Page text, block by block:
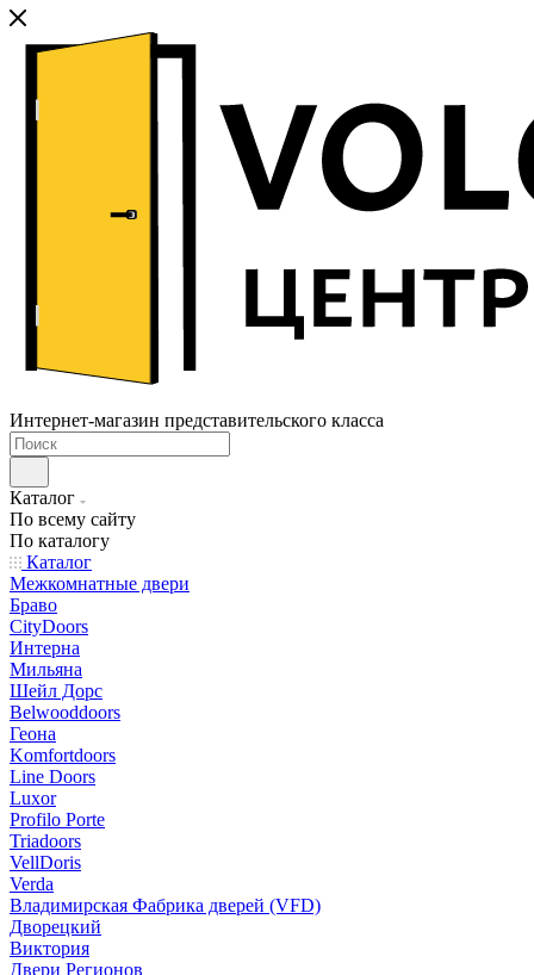
Интернет-магазин представительского класса
Каталог
По всему сайту
По каталогу
Каталог
Межкомнатные двери
Браво
CityDoors
Интерна
Мильяна
Шейл Дорс
Belwooddoors
Геона
Komfortdoors
Line Doors
Luxor
Profilo Porte
Triadoors
VellDoris
Verda
Владимирская Фабрика дверей (VFD)
Дворецкий
Виктория
Двери Регионов